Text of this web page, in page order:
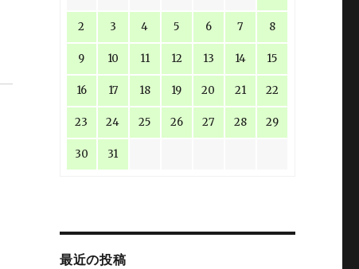
2 3 4 5 6 7 8
9 10 11 12 13 14 15
16 17 18 19 20 21 22
23 24 25 26 27 28 29
30 31
最近の投稿